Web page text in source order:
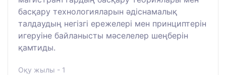
басқару технологияларын әдіснамалық
талдаудың негізгі ережелері мен принциптерін
игеруіне байланысты мәселелер шеңберін
қамтиды.
Оқу жылы - 1